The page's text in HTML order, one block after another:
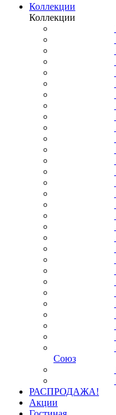
Коллекции
Коллекции
Союз
РАСПРОДАЖА!
Акции